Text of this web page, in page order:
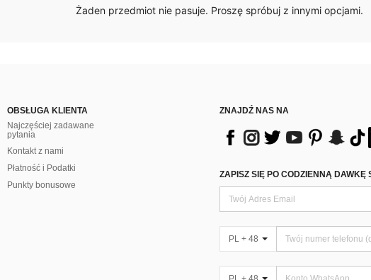
Żaden przedmiot nie pasuje. Proszę spróbuj z innymi opcjami.
OBSŁUGA KLIENTA
Najczęściej zadawane
pytania
Kontakt z nami
Płatność i Podatki
Punkty bonusowe
ZNAJDŹ NAS NA
ZAPISZ SIĘ PO CODZIENNĄ DAWKĘ
PL + 48